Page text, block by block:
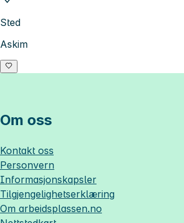
Sted
Askim
Om oss
Kontakt oss
Personvern
Informasjonskapsler
Tilgjengelighetserklæring
Om arbeidsplassen.no